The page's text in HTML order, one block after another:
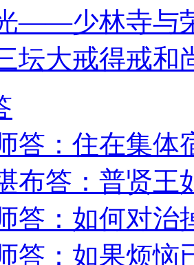
——少林寺与
坛大戒得戒和
答：住在集体
布答：普贤王
答：如何对治
答：如果烦恼